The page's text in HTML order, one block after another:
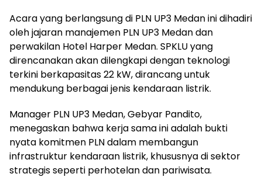
Acara yang berlangsung di PLN UP3 Medan ini dihadiri
oleh jajaran manajemen PLN UP3 Medan dan
perwakilan Hotel Harper Medan. SPKLU yang
direncanakan akan dilengkapi dengan teknologi
terkini berkapasitas 22 kW, dirancang untuk
mendukung berbagai jenis kendaraan listrik.
Manager PLN UP3 Medan, Gebyar Pandito,
menegaskan bahwa kerja sama ini adalah bukti
nyata komitmen PLN dalam membangun
infrastruktur kendaraan listrik, khususnya di sektor
strategis seperti perhotelan dan pariwisata.